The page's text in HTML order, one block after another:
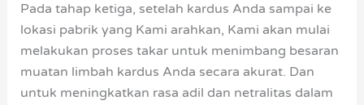
Pada tahap ketiga, setelah kardus Anda sampai ke
lokasi pabrik yang Kami arahkan, Kami akan mulai
melakukan proses takar untuk menimbang besaran
muatan limbah kardus Anda secara akurat. Dan
untuk meningkatkan rasa adil dan netralitas dalam